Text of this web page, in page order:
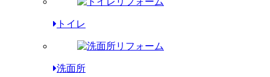
トイレ
洗面所